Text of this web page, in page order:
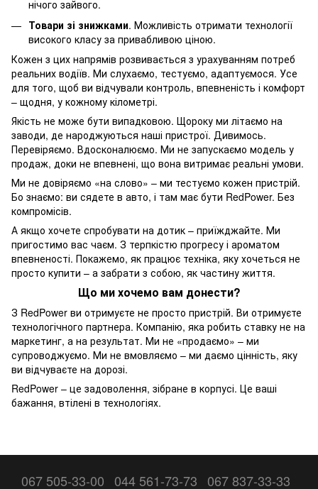
нічого зайвого.
Товари зі знижками. Можливість отримати технології
високого класу за привабливою ціною.
Кожен з цих напрямів розвивається з урахуванням потреб
реальних водіїв. Ми слухаємо, тестуємо, адаптуємося. Усе
для того, щоб ви відчували контроль, впевненість і комфорт
– щодня, у кожному кілометрі.
Якість не може бути випадковою. Щороку ми літаємо на
заводи, де народжуються наші пристрої. Дивимось.
Перевіряємо. Вдосконалюємо. Ми не запускаємо модель у
продаж, доки не впевнені, що вона витримає реальні умови.
Ми не довіряємо «на слово» – ми тестуємо кожен пристрій.
Бо знаємо: ви сядете в авто, і там має бути RedPower. Без
компромісів.
А якщо хочете спробувати на дотик – приїжджайте. Ми
пригостимо вас чаєм. З терпкістю прогресу і ароматом
впевненості. Покажемо, як працює техніка, яку хочеться не
просто купити – а забрати з собою, як частину життя.
Що ми хочемо вам донести?
З RedPower ви отримуєте не просто пристрій. Ви отримуєте
технологічного партнера. Компанію, яка робить ставку не на
маркетинг, а на результат. Ми не «продаємо» – ми
супроводжуємо. Ми не вмовляємо – ми даємо цінність, яку
ви відчуваєте на дорозі.
RedPower – це задоволення, зібране в корпусі. Це ваші
бажання, втілені в технологіях.
067 505-33-00 044 561-73-73 067 837-33-33